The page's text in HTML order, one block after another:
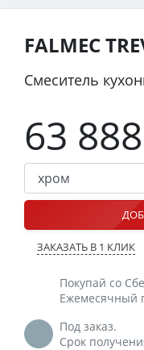
FALMEC
Смеситель
63 888
ЗАКАЗАТЬ В 1 КЛИК
Покупай со
Ежемесячный
Под заказ.
Срок